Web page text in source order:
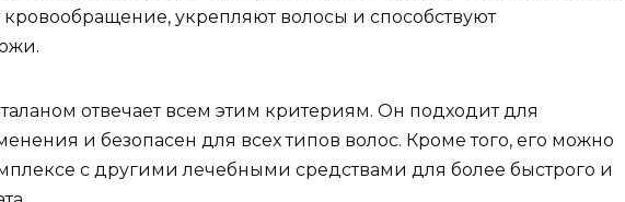
укрепляют волосы и способствуют
отвечает всем этим критериям. Он подходит для
и безопасен для всех типов волос. Кроме того, его можно
с другими лечебными средствами для более быстрого и